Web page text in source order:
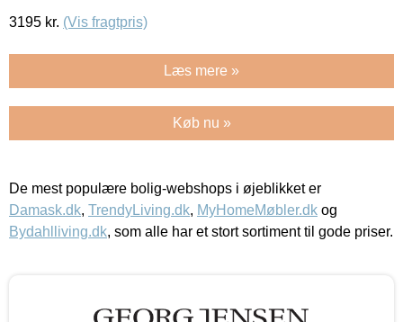
3195 kr. (Vis fragtpris)
Læs mere »
Køb nu »
De mest populære bolig-webshops i øjeblikket er
Damask.dk, TrendyLiving.dk, MyHomeMøbler.dk og
Bydahlliving.dk, som alle har et stort sortiment til gode priser.